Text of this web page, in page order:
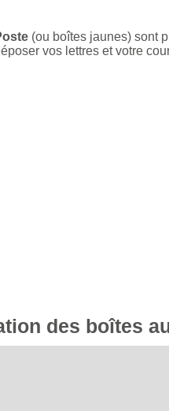
(ou boîtes jaunes) sont
vos lettres et votre
des boîtes